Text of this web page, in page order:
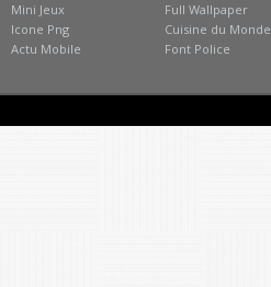
Mini Jeux
Icone Png
Actu Mobile
Full Wallpaper
Cuisine du Monde
Font Police